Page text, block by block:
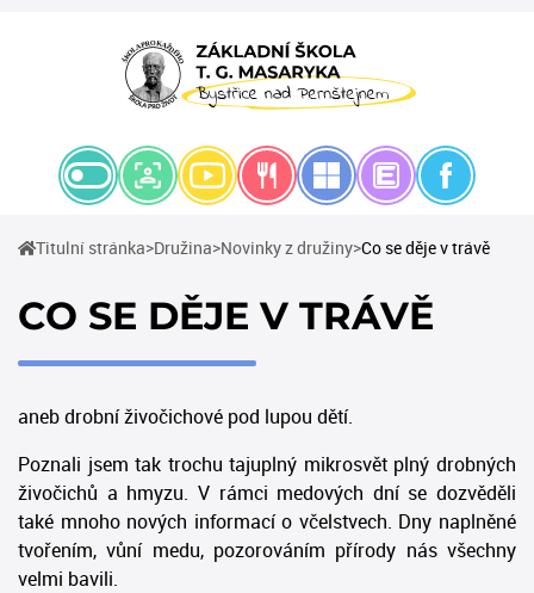
Titulní stránka(current)
Družina(current)
Novinky z družiny(current)
Co se děje v trávě
CO SE DĚJE V TRÁVĚ
aneb drobní živočichové pod lupou dětí.
Poznali jsem tak trochu tajuplný mikrosvět plný drobných
živočichů a hmyzu. V rámci medových dní se dozvěděli
také mnoho nových informací o včelstvech. Dny naplněné
tvořením, vůní medu, pozorováním přírody nás všechny
velmi bavili.